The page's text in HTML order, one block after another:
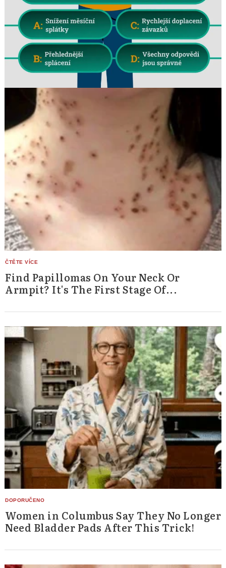
Find Papillomas On Your Neck Or
Armpit? It's The First Stage Of...
Women in Columbus Say They No Longer
Need Bladder Pads After This Trick!